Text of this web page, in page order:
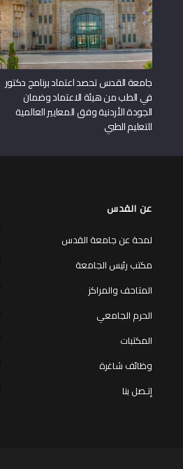
جامعة القدس تحصد اعتماد برنامج دكتور
في الطب من هيئة الاعتماد وضمان
الجودة الأردنية وفق المعايير العالمية
للتعليم الطبي
عن القدس
لمحة عن جامعة القدس
مكتب رئيس الجامعة
المتاحف والمراكز
الحرم الجامعي
المكتبات
وظائف شاغرة
إتـصل بنا